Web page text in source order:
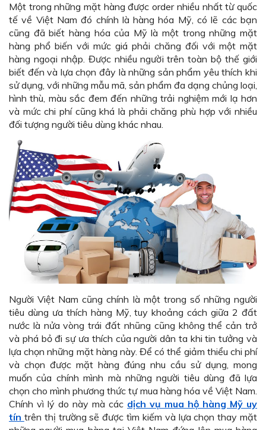
Một trong những mặt hàng được order nhiều nhất từ quốc
tế về Việt Nam đó chính là hàng hóa Mỹ, có lẽ các bạn
cũng đã biết hàng hóa của Mỹ là một trong những mặt
hàng phổ biến với mức giá phải chăng đối với một mặt
hàng ngoại nhập. Được nhiều người trên toàn bộ thế giới
biết đến và lựa chọn đây là những sản phẩm yêu thích khi
sử dụng, với những mẫu mã, sản phẩm đa dạng chủng loại,
hình thù, màu sắc đem đến những trải nghiệm mới lạ hơn
và mức chi phí cũng khá là phải chăng phù hợp với nhiều
đối tượng người tiêu dùng khác nhau.
Người Việt Nam cũng chính là một trong số những người
tiêu dùng ưa thích hàng Mỹ, tuy khoảng cách giữa 2 đất
nước là nửa vòng trái đất nhũng cũng không thể cản trở
và phá bỏ đi sự ưa thích của người dân ta khi tin tưởng và
lựa chọn những mặt hàng này. Để có thể giảm thiểu chi phí
và chọn được mặt hàng đúng nhu cầu sử dụng, mong
muốn của chính mình mà những người tiêu dùng đã lựa
chọn cho mình phương thức tự mua hàng hóa về Việt Nam.
Chính vì lý do này mà các dịch vụ mua hộ hàng Mỹ uy
tín trên thị trường sẽ được tìm kiếm và lựa chọn thay mặt